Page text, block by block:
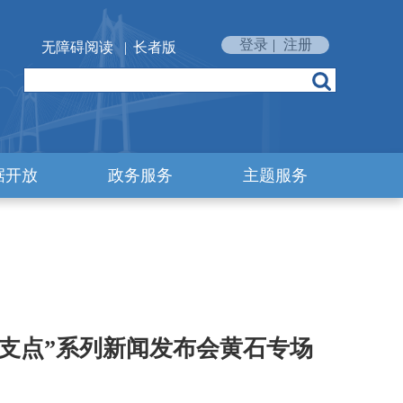
无障碍阅读 | 长者版 登录 | 注册
开放 政务服务 主题服务
”系列新闻发布会黄石专场